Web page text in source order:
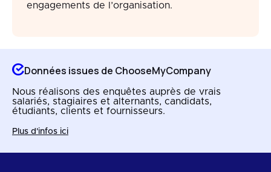
engagements de l’organisation.
Données issues de ChooseMyCompany
Nous réalisons des enquêtes auprès de vrais
salariés, stagiaires et alternants, candidats,
étudiants, clients et fournisseurs.
Plus d'infos ici